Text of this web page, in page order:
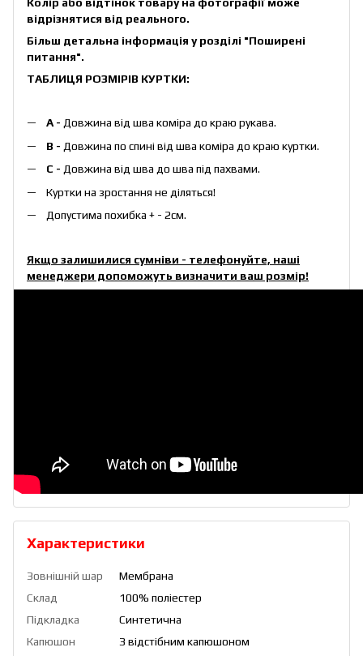
Колір або відтінок товару на фотографії може
відрізнятися від реального.
Більш детальна інформація у розділі "Поширені
питання".
ТАБЛИЦЯ РОЗМІРІВ КУРТКИ:
А - Довжина від шва коміра до краю рукава.
B - Довжина по спині від шва коміра до краю куртки.
C - Довжина від шва до шва під пахвами.
Куртки на зростання не діляться!
Допустима похибка + - 2см.
Якщо залишилися сумніви - телефонуйте, наші
менеджери допоможуть визначити ваш розмір!
Характеристики
Зовнішній шар
Мембрана
Склад
100% поліестер
Підкладка
Синтетична
Капюшон
З відстібним капюшоном